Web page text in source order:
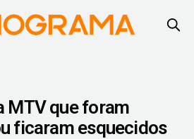
MTV que foram
ficaram esquecidos